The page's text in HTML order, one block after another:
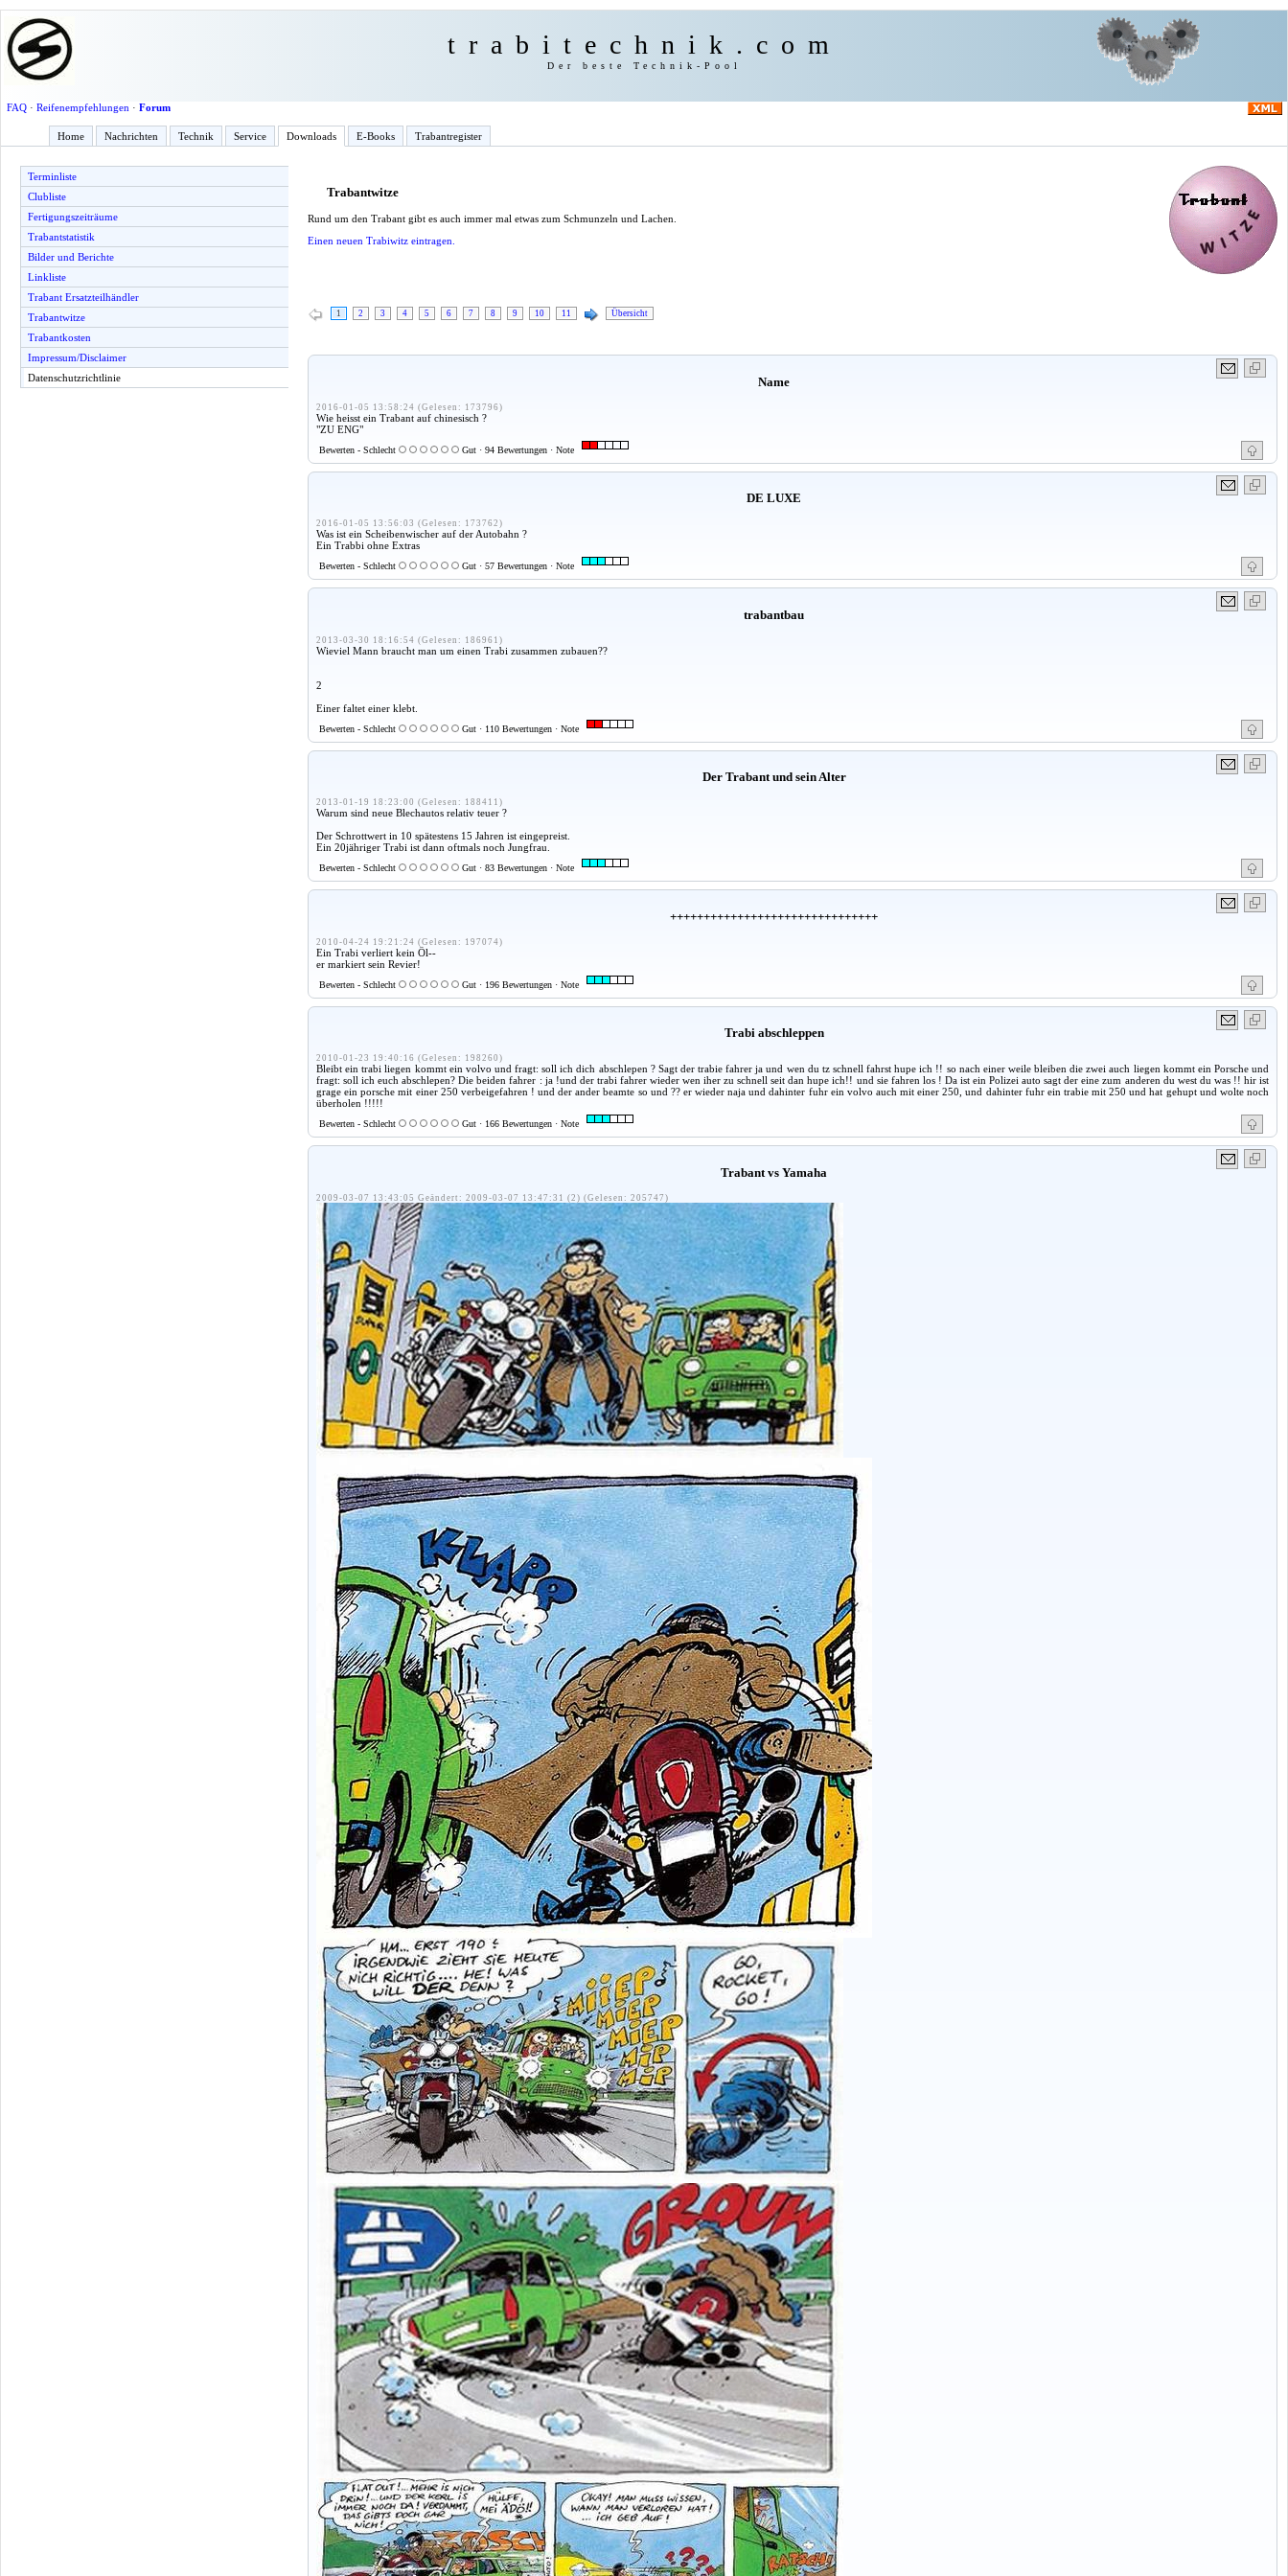
trabitechnik.com
Der beste Technik-Pool
FAQ· Reifenempfehlungen · Forum
Home Nachrichten Technik Service Downloads E-Books Trabantregister
Terminliste
Clubliste
Fertigungszeiträume
Trabantstatistik
Bilder und Berichte
Linkliste
Trabant Ersatzteilhändler
Trabantwitze
Trabantkosten
Impressum/Disclaimer
Datenschutzrichtlinie
Trabantwitze
Rund um den Trabant gibt es auch immer mal etwas zum Schmunzeln und Lachen.
Einen neuen Trabiwitz eintragen.
1 2 3 4 5 6 7 8 9 10 11 Übersicht
Name
2016-01-05 13:58:24 (Gelesen: 173796)
Wie heisst ein Trabant auf chinesisch ?
"ZU ENG"
Bewerten - Schlecht Gut · 94 Bewertungen · Note
DE LUXE
2016-01-05 13:56:03 (Gelesen: 173762)
Was ist ein Scheibenwischer auf der Autobahn ?
Ein Trabbi ohne Extras
Bewerten - Schlecht Gut · 57 Bewertungen · Note
trabantbau
2013-03-30 18:16:54 (Gelesen: 186961)
Wieviel Mann braucht man um einen Trabi zusammen zubauen??
2
Einer faltet einer klebt.
Bewerten - Schlecht Gut · 110 Bewertungen · Note
Der Trabant und sein Alter
2013-01-19 18:23:00 (Gelesen: 188411)
Warum sind neue Blechautos relativ teuer ?
Der Schrottwert in 10 spätestens 15 Jahren ist eingepreist.
Ein 20jähriger Trabi ist dann oftmals noch Jungfrau.
Bewerten - Schlecht Gut · 83 Bewertungen · Note
+++++++++++++++++++++++++++++++
2010-04-24 19:21:24 (Gelesen: 197074)
Ein Trabi verliert kein Öl--
er markiert sein Revier!
Bewerten - Schlecht Gut · 196 Bewertungen · Note
Trabi abschleppen
2010-01-23 19:40:16 (Gelesen: 198260)
Bleibt ein trabi liegen kommt ein volvo und fragt: soll ich dich abschlepen ? Sagt der trabie fahrer ja und wen du tz schnell fahrst hupe ich !! so nach einer weile bleiben die zwei auch liegen kommt ein Porsche und
fragt: soll ich euch abschlepen? Die beiden fahrer : ja !und der trabi fahrer wieder wen iher zu schnell seit dan hupe ich!! und sie fahren los ! Da ist ein Polizei auto sagt der eine zum anderen du west du was !! hir ist
grage ein porsche mit einer 250 verbeigefahren ! und der ander beamte so und ?? er wieder naja und dahinter fuhr ein volvo auch mit einer 250, und dahinter fuhr ein trabie mit 250 und hat gehupt und wolte noch
überholen !!!!!
Bewerten - Schlecht Gut · 166 Bewertungen · Note
Trabant vs Yamaha
2009-03-07 13:43:05 Geändert: 2009-03-07 13:47:31 (2) (Gelesen: 205747)